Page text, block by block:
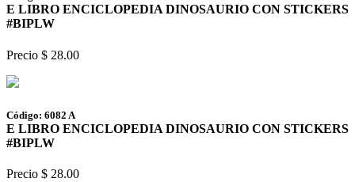
E LIBRO ENCICLOPEDIA DINOSAURIO CON STICKERS
#BIPLW
Precio $ 28.00
Código: 6082 A
E LIBRO ENCICLOPEDIA DINOSAURIO CON STICKERS
#BIPLW
Precio $ 28.00